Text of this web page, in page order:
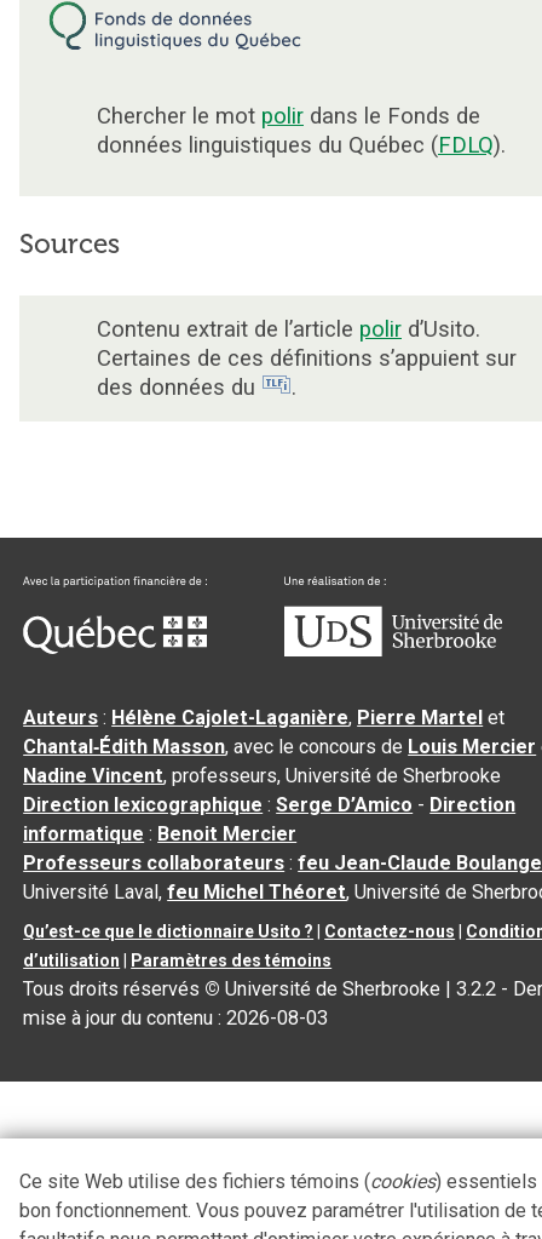
Chercher le mot polir dans le Fonds de
données linguistiques du Québec (FDLQ).
Sources
Contenu extrait de l’article polir d’Usito.
Certaines de ces définitions s’appuient sur
des données du
.
Auteurs : Hélène Cajolet-Laganière, Pierre Martel et
Chantal‑Édith Masson, avec le concours de Louis Mercier
Nadine Vincent, professeurs, Université de Sherbrooke
Direction lexicographique :Serge D’Amico - Direction
informatique : Benoit Mercier
Professeurs collaborateurs :feu Jean-Claude
Université Laval,feu Michel Théoret, Université de
Qu’est-ce que le dictionnaire Usito ? Contactez-nous
d’utilisation
Paramètres des témoins
Tous droits réservés © Université de Sherbrooke |3.2.2 -
mise à jour du contenu :2026-08-03
Ce site Web utilise des fichiers témoins (cookies) essentiels
bon fonctionnement. Vous pouvez paramétrer l'utilisation de